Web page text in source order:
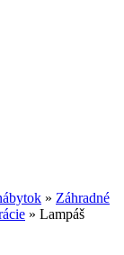
» Záhradné
» Lampáš